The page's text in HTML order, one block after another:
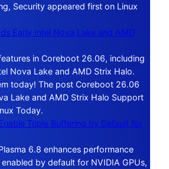
Security appeared first on Linux
Early Intel Nova Lake and AMD
in Coreboot 26.06, including
Nova Lake and AMD Strix Halo.
today! The post Coreboot 26.06
Lake and AMD Strix Halo Support
Today.
Triple Buffering by Default for
6.8 enhances performance
by default for NVIDIA GPUs,